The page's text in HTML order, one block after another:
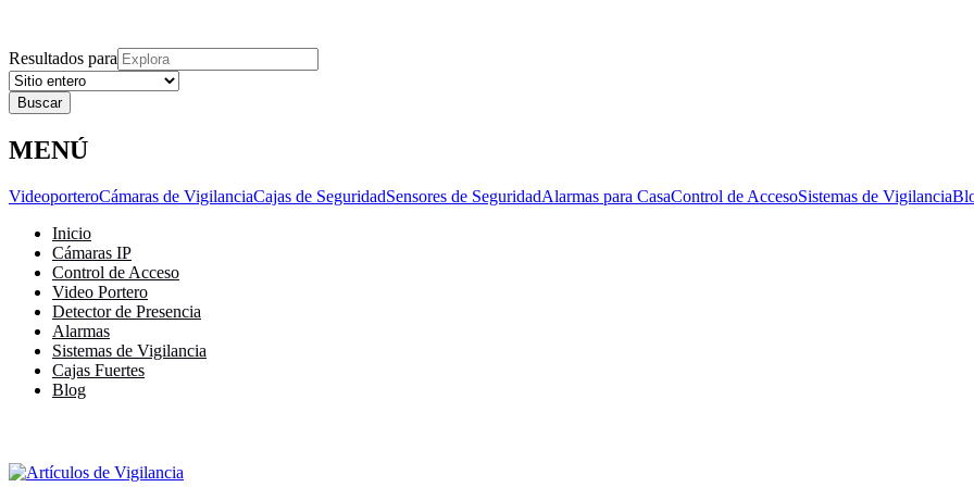
Resultados para
MENÚ
VideoporteroCámaras de VigilanciaCajas de SeguridadSensores de SeguridadAlarmas para CasaControl de AccesoSistemas de Vigilancia
Inicio
Cámaras IP
Control de Acceso
Video Portero
Detector de Presencia
Alarmas
Sistemas de Vigilancia
Cajas Fuertes
Blog